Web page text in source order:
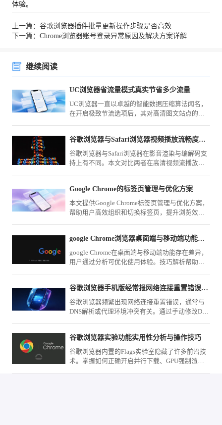
体验。
上一篇：谷歌浏览器插件批量更新操作步骤是否高效
下一篇：Chrome浏览器账号登录异常原因及解决方案详解
继续阅读
UC浏览器省流量模式真实节省多少流量
UC浏览器一直以卓越的智能数据压缩算法闻名，
在开启极致节流选项后，其对高清图文站点的压
优化差值与视觉劣化程度，彻底打消月底套餐告
急的顾虑。
谷歌浏览器与Safari浏览器视频播放流畅度对比
谷歌浏览器与Safari浏览器在影音渲染与编解码支
持上有不同。本文对比两者在高清视频流播放、
Google Chrome的标签页管理与优化方案
本文提供Google Chrome标签页管理与优化方案，
帮助用户高效组织和切换标签页，提升浏览效
google Chrome浏览器桌面端与移动端功能差异分析
google Chrome在桌面端与移动端功能存在差异，
用户通过分析可优化使用体验。技巧解析帮助熟
谷歌浏览器手机版经常报网络连接重置错误到底怎么改机
谷歌浏览器频繁出现网络连接重置错误，通常与
DNS解析或代理环境冲突有关。通过手动修改DNS
谷歌浏览器实验功能实用性分析与操作技巧
谷歌浏览器内置的Flags实验室隐藏了许多前沿技
术。掌握如何正确开启并行下载、GPU强制渲染